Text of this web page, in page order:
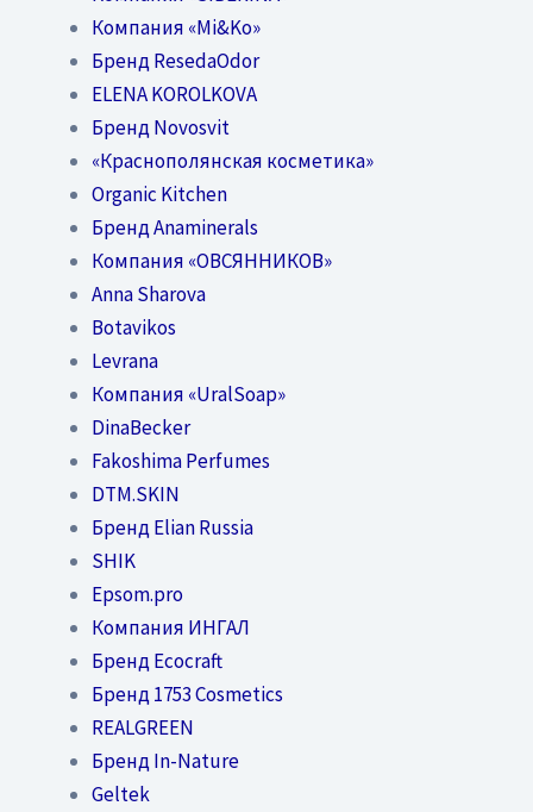
Компания «Mi&Ko»
Бренд ResedaOdor
ELENA KOROLKOVA
Бренд Novosvit
«Краснополянская косметика»
Organic Kitchen
Бренд Anaminerals
Компания «ОВСЯННИКОВ»
Anna Sharova
Botavikos
Levrana
Компания «UralSoap»
DinaBecker
Fakoshima Perfumes
DTM.SKIN
Бренд Elian Russia
SHIK
Epsom.pro
Компания ИНГАЛ
Бренд Ecocraft
Бренд 1753 Cosmetics
REALGREEN
Бренд In-Nature
Geltek